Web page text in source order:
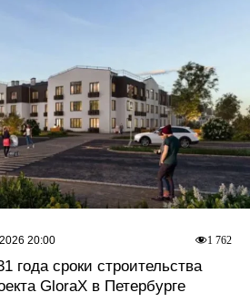
года сроки строительства
GloraX в Петербурге
1 762
20:00